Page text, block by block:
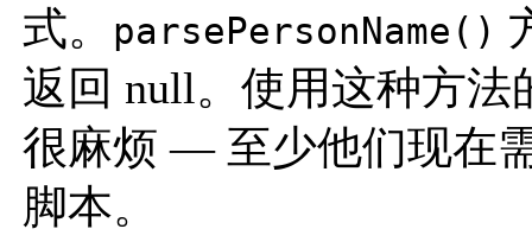
式。
parsePersonName()
返回 null。使用这种方
很麻烦 — 至少他们现在
脚本。